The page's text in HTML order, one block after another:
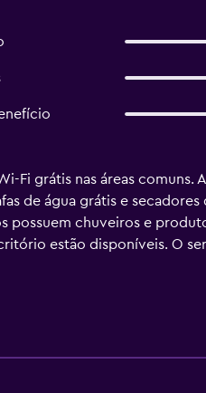
Fi grátis nas áreas comuns.
de água grátis e secadores
possuem chuveiros e
estão disponíveis. O